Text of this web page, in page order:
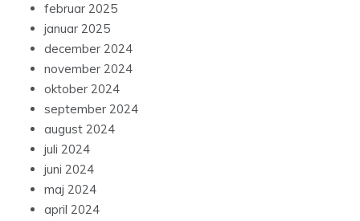
februar 2025
januar 2025
december 2024
november 2024
oktober 2024
september 2024
august 2024
juli 2024
juni 2024
maj 2024
april 2024